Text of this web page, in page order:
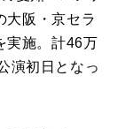
大阪・京セラ
実施。計46万
演初日となっ